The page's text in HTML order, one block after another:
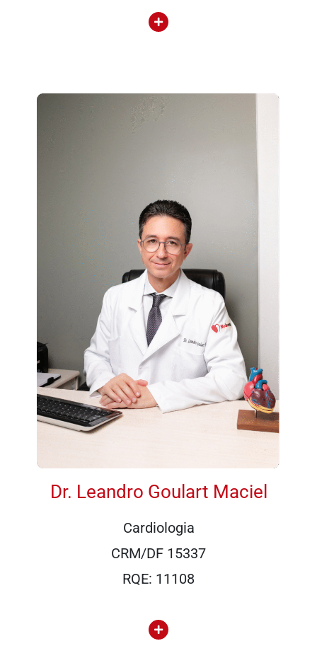
Dr. Leandro Goulart Maciel
Cardiologia
CRM/DF 15337
RQE: 11108